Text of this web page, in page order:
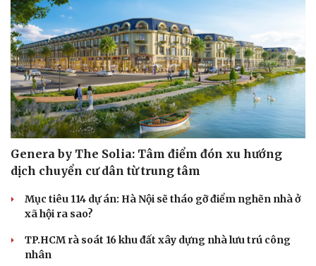
Genera by The Solia: Tâm điểm đón xu hướng
dịch chuyển cư dân từ trung tâm
Mục tiêu 114 dự án: Hà Nội sẽ tháo gỡ điểm nghẽn nhà ở
xã hội ra sao?
TP.HCM rà soát 16 khu đất xây dựng nhà lưu trú công
nhân